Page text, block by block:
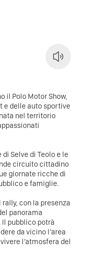
il Polo Motor Show,
e delle auto sportive
nel territorio
Selve di Teolo e le
circuito cittadino
giornate ricche di
e famiglie.
con la presenza
panorama
pubblico potrà
da vicino l’area
l’atmosfera del